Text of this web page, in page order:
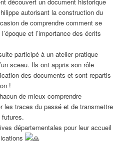
autorisant la construction du
de comprendre comment se
et l’importance des écrits
participé à un atelier pratique
sceau. Ils ont appris son rôle
des documents et sont repartis
!
de mieux comprendre
les traces du passé et de transmettre
futures.
départementales pour leur accueil